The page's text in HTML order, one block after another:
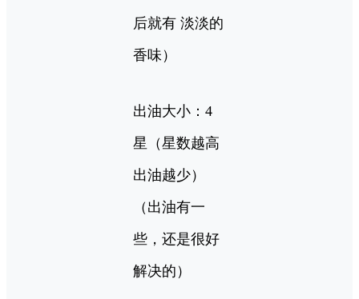
后就有 淡淡的
香味）
出油大小：4
星（星数越高
出油越少）
（出油有一
些，还是很好
解决的）